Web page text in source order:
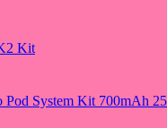
Kit